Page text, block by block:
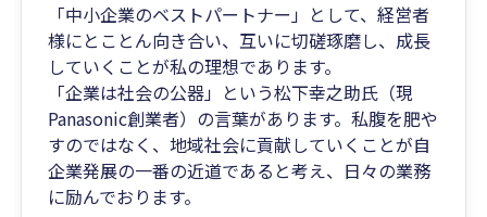
「中小企業のベストパートナー」として、経営者
様にとことん向き合い、互いに切磋琢磨し、成長
していくことが私の理想であります。
「企業は社会の公器」という松下幸之助氏（現
Panasonic創業者）の言葉があります。私腹を肥や
すのではなく、地域社会に貢献していくことが自
企業発展の一番の近道であると考え、日々の業務
に励んでおります。